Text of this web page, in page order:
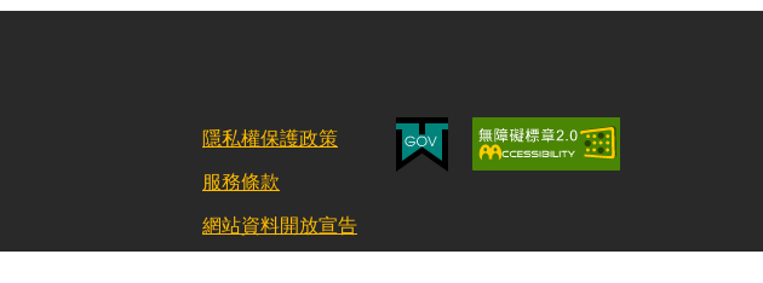
隱私權保護政策
服務條款
網站資料開放宣告